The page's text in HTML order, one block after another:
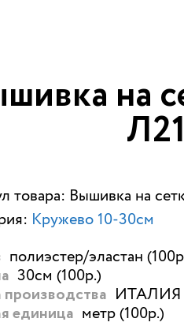
на
Л21
товара: Вышивка на
Кружево 10-30см
полиэстер/эластан
30см (100р.)
производства ИТАЛИЯ
единица метр (100р.)